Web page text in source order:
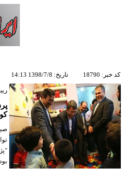
کد خبر: 18790 تاریخ: 1398/7/8 14:13